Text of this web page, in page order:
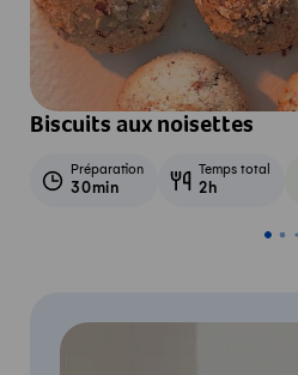
Biscuits aux noisettes
Préparation
30min
Temps total
2h